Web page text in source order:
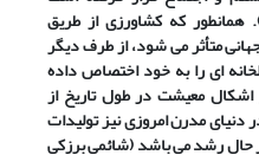
2002: 239). همانطور که کشاورزی از طریق
متأثر می شود، از طرف دیگر
گلخانه ای را به خود اختصاص داده
معیشت در طول تاریخ از
مدرن امروزی نیز تولیدات
رشد می باشد (شائمی برزکی